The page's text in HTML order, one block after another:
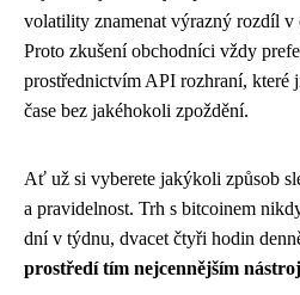
volatility znamenat výrazný rozdíl v
Proto zkušení obchodníci vždy
prostřednictvím API rozhraní, které
čase bez jakéhokoli zpoždění.
Ať už si vyberete jakýkoli způsob
a pravidelnost. Trh s bitcoinem
dní v týdnu, dvacet čtyři hodin
prostředí tím nejcennějším